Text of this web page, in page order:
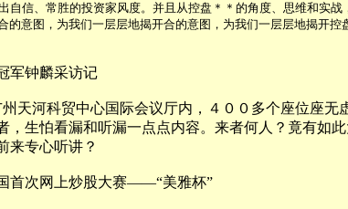
自信、常胜的投资家风度。并且从控盘＊＊的角度、思维和实战
的意图，为我们一层层地揭开合的意图，为我们一层层地揭开控
钟麟采访记
河科贸中心国际会议厅内，４００多个座位座无
，生怕看漏和听漏一点点内容。来者何人？竟有如
来专心听讲？
次网上炒股大赛——“美雅杯”